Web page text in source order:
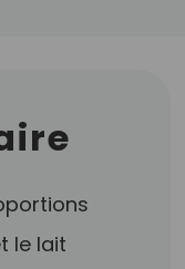
le lait